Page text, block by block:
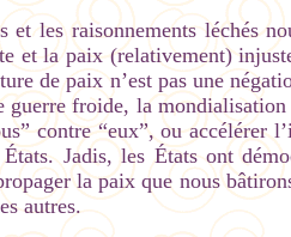
et les raisonnements léchés
la paix (relativement)
de paix n’est pas une
froide, la
contre “eux”, ou accélérer
Jadis, les États ont
la paix que nous
autres.